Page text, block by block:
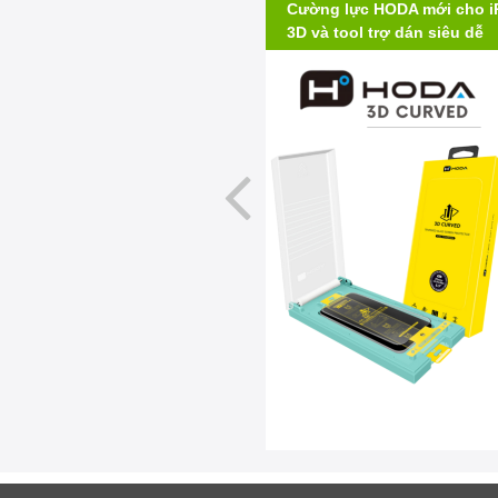
Cường lực HODA mới cho
3D và tool trợ dán siêu dễ